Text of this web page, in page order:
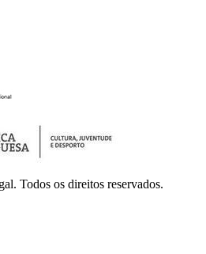
Todos os direitos reservados.